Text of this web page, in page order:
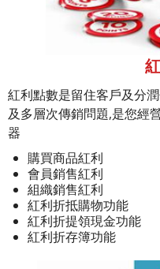
紅利點數是留住客戶及分
及多層次傳銷問題,是您經
器
購買商品紅利
會員銷售紅利
組織銷售紅利
紅利折抵購物功能
紅利折提領現金功能
紅利折存簿功能